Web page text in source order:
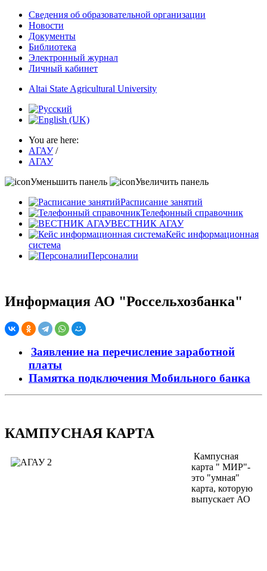
Сведения об образовательной организации
Новости
Документы
Библиотека
Электронный журнал
Личный кабинет
Altai State Agricultural University
You are here:
АГАУ /
АГАУ
Уменьшить панель
Увеличить панель
Расписание занятий
Телефонный справочник
ВЕСТНИК АГАУ
Кейс информационная
система
Персоналии
Информация АО "Россельхозбанка"
Заявление на перечисление заработной
платы
Памятка подключения Мобильного банка
КАМПУСНАЯ КАРТА
Кампусная
карта " МИР"-
это "умная"
карта, которую
выпускает АО